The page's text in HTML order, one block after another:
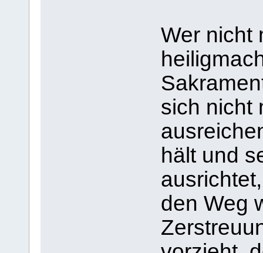
Wer nicht
sich nicht
hält und
den Weg